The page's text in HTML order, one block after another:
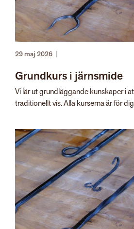
29 maj 2026 |
Grundkurs i järnsmide
Vi lär ut grundläggande kunskaper i
traditionellt vis. Alla kurserna är för